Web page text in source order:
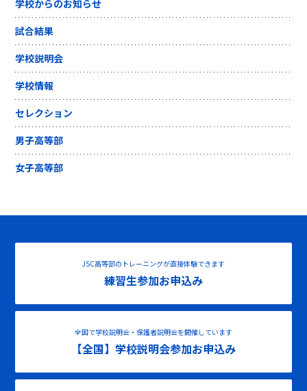
学校からのお知らせ
試合結果
学校説明会
学校情報
セレクション
男子高等部
女子高等部
JSC高等部のトレーニングが直接体験できます
練習生参加お申込み
全国で学校説明会・保護者説明会を開催しています
【全国】学校説明会参加お申込み